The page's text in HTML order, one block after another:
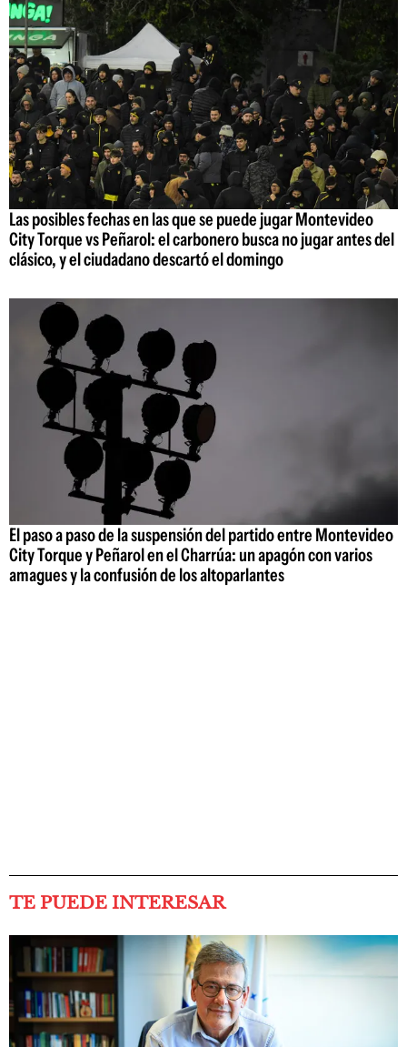
Las posibles fechas en las que se puede jugar Montevideo
City Torque vs Peñarol: el carbonero busca no jugar antes del
clásico, y el ciudadano descartó el domingo
El paso a paso de la suspensión del partido entre Montevideo
City Torque y Peñarol en el Charrúa: un apagón con varios
amagues y la confusión de los altoparlantes
TE PUEDE INTERESAR